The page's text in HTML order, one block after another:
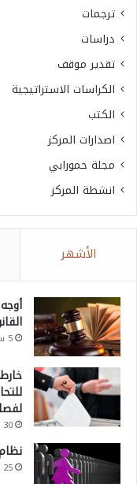
ترجمات
دراسات
تقدير موقف
الكراسات الاستراتيجية
الكتب
اصدارات المركز
مجلة حمورابي
انشطة المركز
الأشهر
5 سبتمبر، 2025
30 أكتوبر، 2025
25 أغسطس، 2025